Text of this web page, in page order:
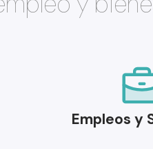
Empleos y